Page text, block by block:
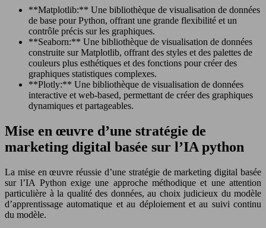
**Matplotlib:** Une bibliothèque de visualisation de données
de base pour Python, offrant une grande flexibilité et un
contrôle précis sur les graphiques.
**Seaborn:** Une bibliothèque de visualisation de données
construite sur Matplotlib, offrant des styles et des palettes de
couleurs plus esthétiques et des fonctions pour créer des
graphiques statistiques complexes.
**Plotly:** Une bibliothèque de visualisation de données
interactive et web-based, permettant de créer des graphiques
dynamiques et partageables.
Mise en œuvre d’une stratégie de
marketing digital basée sur l’IA python
La mise en œuvre réussie d’une stratégie de marketing digital basée
sur l’IA Python exige une approche méthodique et une attention
particulière à la qualité des données, au choix judicieux du modèle
d’apprentissage automatique et au déploiement et au suivi continu
du modèle.